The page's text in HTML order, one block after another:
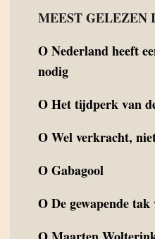
MEEST GELEZEN
ONederland heeft
nodig
OHet tijdperk van
OWel verkracht,
OGabagool
ODe gewapende